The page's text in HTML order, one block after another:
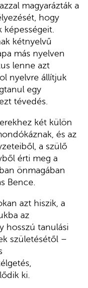
magyarázták a
hogy
képességeit.
kétnyelvű
más nyelven
lenne azt
nyelvre állítjuk
egy
tévedés.
két külön
és az
a szülő
érti meg a
önmagában
Bence.
azt hiszik, a
az
hosszú tanulási
születésétől –
ki.